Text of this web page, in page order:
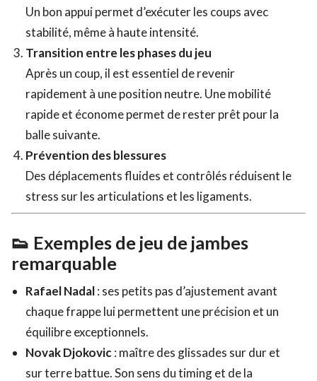
Un bon appui permet d’exécuter les coups avec
stabilité, même à haute intensité.
Transition entre les phases du jeu
Après un coup, il est essentiel de revenir
rapidement à une position neutre. Une mobilité
rapide et économe permet de rester prêt pour la
balle suivante.
Prévention des blessures
Des déplacements fluides et contrôlés réduisent le
stress sur les articulations et les ligaments.
👟 Exemples de jeu de jambes
remarquable
Rafael Nadal: ses petits pas d’ajustement avant
chaque frappe lui permettent une précision et un
équilibre exceptionnels.
Novak Djokovic: maître des glissades sur dur et
sur terre battue. Son sens du timing et de la